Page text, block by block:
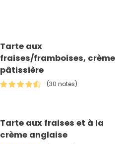
Tarte aux
fraises/framboises, crème
pâtissière
(30 notes)
Tarte aux fraises et à la
crème anglaise